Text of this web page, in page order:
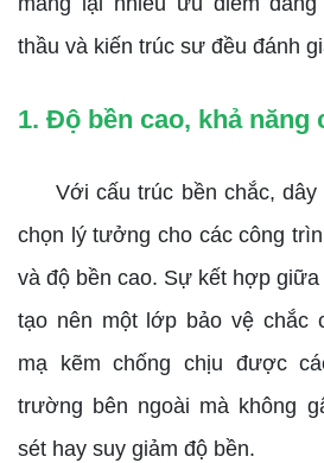
thầu và kiến trúc sư đều đánh
1. Độ bền cao, khả
Với cấu trúc bền chắc, dây
chọn lý tưởng cho các công
và độ bền cao. Sự kết hợp
tạo nên một lớp bảo vệ chắc
mạ kẽm chống chịu được
trường bên ngoài mà không
sét hay suy giảm độ bền.